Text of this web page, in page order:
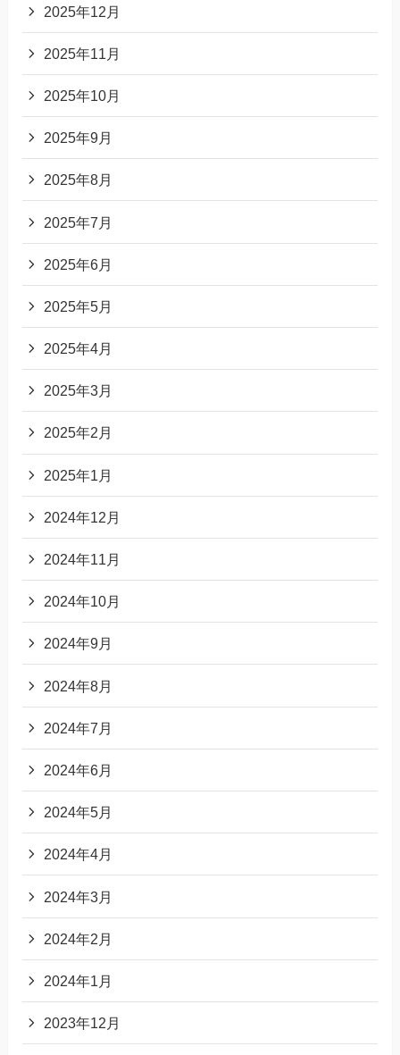
2025年12月
2025年11月
2025年10月
2025年9月
2025年8月
2025年7月
2025年6月
2025年5月
2025年4月
2025年3月
2025年2月
2025年1月
2024年12月
2024年11月
2024年10月
2024年9月
2024年8月
2024年7月
2024年6月
2024年5月
2024年4月
2024年3月
2024年2月
2024年1月
2023年12月